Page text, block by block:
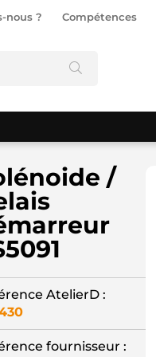
nous ? Compétences
/
AtelierD :
fournisseur :